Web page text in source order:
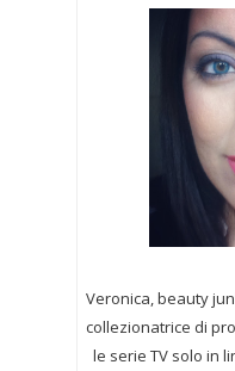
Veronica, beauty
collezionatrice di
le serie TV solo in